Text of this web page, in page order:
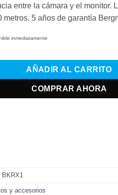
entre la cámara y el monitor.
metros. 5 años de garantía
inmediatamente
AÑADIR AL CARRITO
COMPRAR AHORA
BKRX1
y accesorios